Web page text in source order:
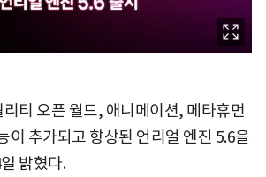
티 오픈 월드, 애니메이션, 메타휴먼
이 추가되고 향상된 언리얼 엔진 5.6을
밝혔다.